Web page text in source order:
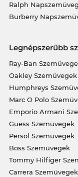
Ralph
Burberry
Legnépszerűbb
Ray-Ban
Oakley Szemüvegek
Humphreys
Marc O Polo
Emporio Armani
Guess Szemüvegek
Persol Szemüvegek
Boss Szemüvegek
Tommy Hilfiger
Carrera Szemüvegek